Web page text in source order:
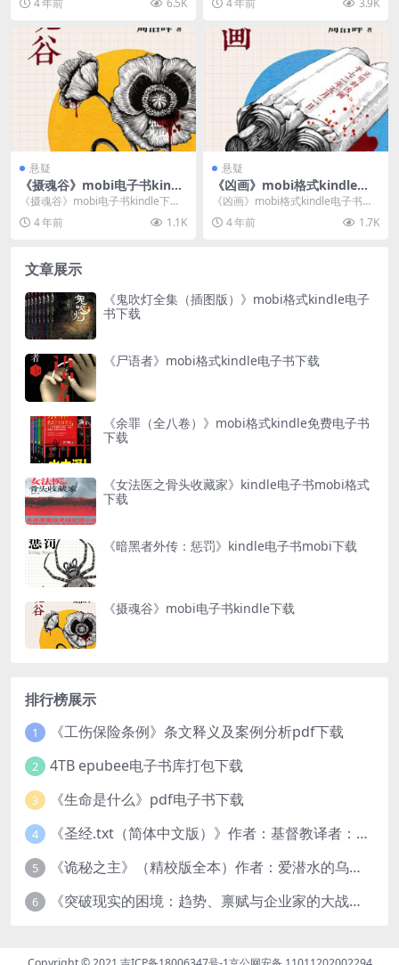
明朝那些...
4 年前 6.5K
榜，囊尽天...
4 年前 3.9K
悬疑
《摄魂谷》mobi电子书kindl
e下载
《摄魂谷》mobi电子书kindle下载
介绍 书名：摄魂谷 作者：...
4 年前 1.1K
悬疑
《凶画》mobi格式kindle电
子书免费下载
《凶画》mobi格式kindle电子书免
费下载介绍 书名：凶画 作...
4 年前 1.7K
文章展示
《鬼吹灯全集（插图版）》mobi格式kindle电子
书下载
《尸语者》mobi格式kindle电子书下载
《余罪（全八卷）》mobi格式kindle免费电子书
下载
《女法医之骨头收藏家》kindle电子书mobi格式
下载
《暗黑者外传：惩罚》kindle电子书mobi下载
《摄魂谷》mobi电子书kindle下载
排行榜展示
1 《工伤保险条例》条文释义及案例分析pdf下载
2 4TB epubee电子书库打包下载
3 《生命是什么》pdf电子书下载
4 《圣经.txt（简体中文版）》作者：基督教译者：中国基督教协会
5 《诡秘之主》（精校版全本）作者：爱潜水的乌贼txt
6 《突破现实的困境：趋势、禀赋与企业家的大战略》pdf图书下载